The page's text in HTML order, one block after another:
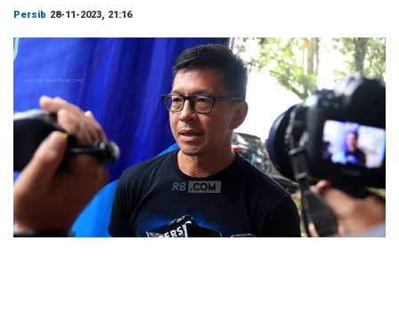
Persib 28-11-2023, 21:16